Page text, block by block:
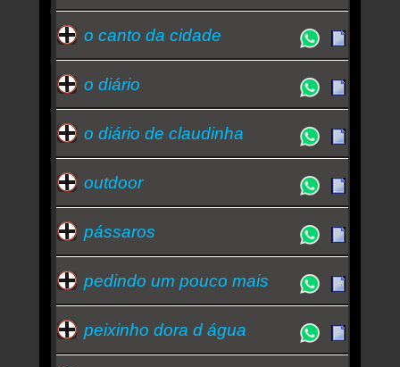
o canto da cidade
o diário
o diário de claudinha
outdoor
pássaros
pedindo um pouco mais
peixinho dora d água